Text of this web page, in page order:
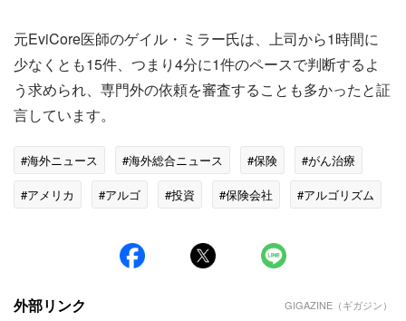
元EviCore医師のゲイル・ミラー氏は、上司から1時間に
少なくとも15件、つまり4分に1件のペースで判断するよ
う求められ、専門外の依頼を審査することも多かったと証
言しています。
#海外ニュース #海外総合ニュース #保険
#がん治療
#アメリカ
#アルゴ #投資 #保険会社
#アルゴリズム
外部リンク GIGAZINE（ギガジン）